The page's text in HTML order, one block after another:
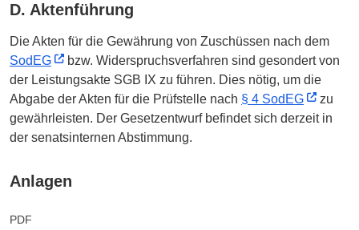
D. Aktenführung
Die Akten für die Gewährung von Zuschüssen nach dem
SodEG
bzw. Widerspruchsverfahren sind gesondert von
der Leistungsakte SGB IX zu führen. Dies nötig, um die
Abgabe der Akten für die Prüfstelle nach § 4 SodEG
zu
gewährleisten. Der Gesetzentwurf befindet sich derzeit in
der senatsinternen Abstimmung.
Anlagen
PDF